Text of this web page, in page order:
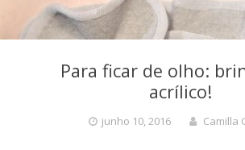
Para ficar de olho:
acrílico!
junho 10, 2016 Camilla